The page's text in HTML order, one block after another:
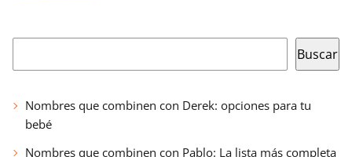
Buscar
Nombres que combinen con Derek: opciones para tu
bebé
Nombres que combinen con Pablo: La lista más completa